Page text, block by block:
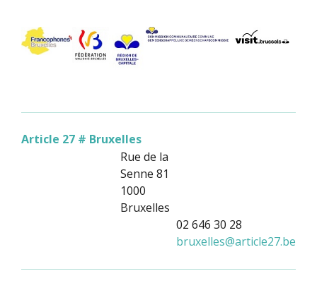
Article 27 # Bruxelles
Rue de la
Senne 81
1000
Bruxelles
02 646 30 28
bruxelles@article27.be